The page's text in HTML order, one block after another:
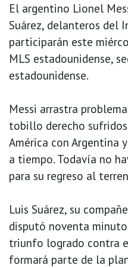
El argentino Lionel
Suárez, delanteros del
participarán este
MLS estadounidense,
estadounidense.
Messi arrastra
tobillo derecho
América con Argentina
a tiempo. Todavía no
para su regreso al
Luis Suárez, su
disputó noventa
triunfo logrado contra
formará parte de la